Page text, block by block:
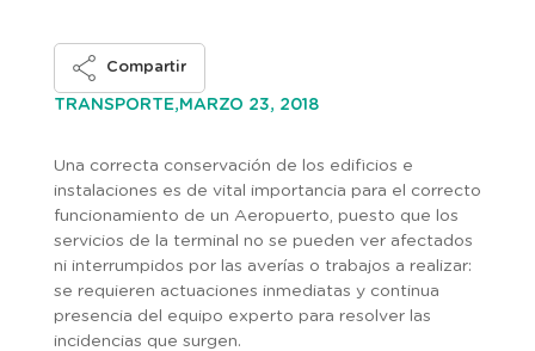
TRANSPORTE,MARZO 23, 2018
Compartir
Una correcta conservación de los edificios e
instalaciones es de vital importancia para el correcto
funcionamiento de un Aeropuerto, puesto que los
servicios de la terminal no se pueden ver afectados
ni interrumpidos por las averías o trabajos a realizar:
se requieren actuaciones inmediatas y continua
presencia del equipo experto para resolver las
incidencias que surgen.